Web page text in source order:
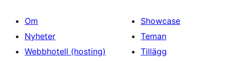
Om
Nyheter
Webbhotell (hosting)
Showcase
Teman
Tillägg